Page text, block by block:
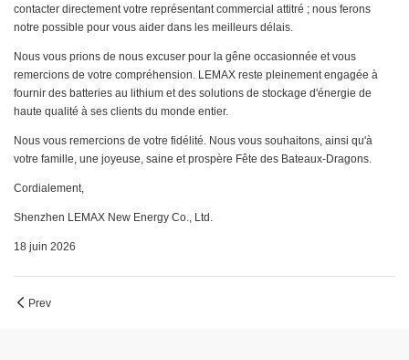
contacter directement votre représentant commercial attitré ; nous ferons
notre possible pour vous aider dans les meilleurs délais.
Nous vous prions de nous excuser pour la gêne occasionnée et vous
remercions de votre compréhension. LEMAX reste pleinement engagée à
fournir des batteries au lithium et des solutions de stockage d'énergie de
haute qualité à ses clients du monde entier.
Nous vous remercions de votre fidélité. Nous vous souhaitons, ainsi qu'à
votre famille, une joyeuse, saine et prospère Fête des Bateaux-Dragons.
Cordialement,
Shenzhen LEMAX New Energy Co., Ltd.
18 juin 2026
Prev